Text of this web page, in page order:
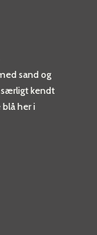
sand og
særligt kendt
her i